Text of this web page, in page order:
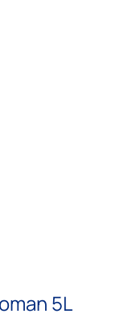
5L